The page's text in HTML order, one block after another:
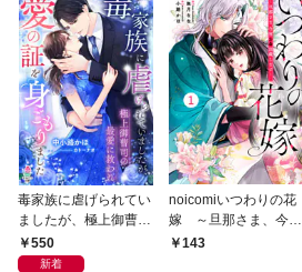
毒家族に虐げられてい
ましたが、極上御曹司
の最愛に救われ愛の証
を身ごもりました
550
新着
noicomiいつわりの花
嫁 ～旦那さま、今宵
お命頂戴します～1巻
143